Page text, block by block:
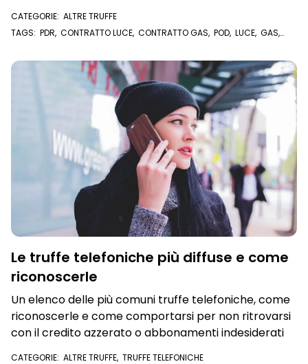
CATEGORIE: ALTRE TRUFFE
TAGS: PDR, CONTRATTO LUCE, CONTRATTO GAS, POD, LUCE, GAS,
Le truffe telefoniche più diffuse e come
riconoscerle
Un elenco delle più comuni truffe telefoniche, come
riconoscerle e come comportarsi per non ritrovarsi
con il credito azzerato o abbonamenti indesiderati
CATEGORIE: ALTRE TRUFFE, TRUFFE TELEFONICHE